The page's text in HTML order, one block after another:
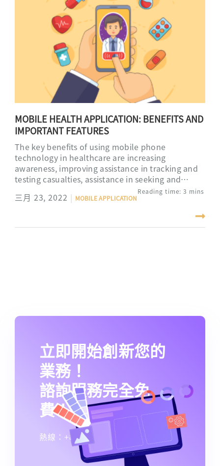
MOBILE HEALTH APPLICATION: BENEFITS AND
IMPORTANT FEATURES
The key benefits of using mobile phone
technology in healthcare are increasing
awareness, improving assistance in tracking and
testing casualties, assistance in seeking and
scheduling medical appointments. Thereby, it
supports to remain social distancing, enhance
三月 23, 2022 | MOBILE APPLICATION
Reading time: 3 mins
立即開始創新您的
業務！
諮詢服務完全免
費！
熱線：+852 3796 0101